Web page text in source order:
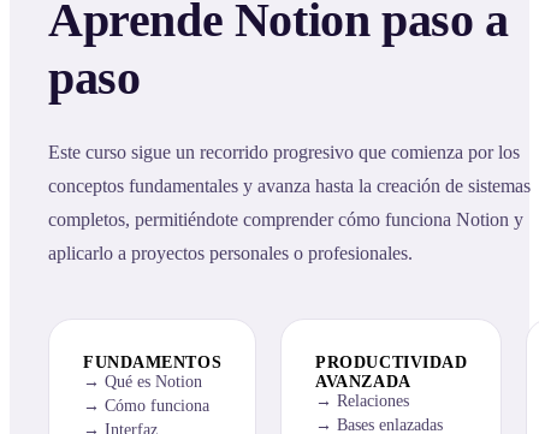
Aprende Notion paso a
paso
Este curso sigue un recorrido progresivo que comienza por los
conceptos fundamentales y avanza hasta la creación de sistemas
completos, permitiéndote comprender cómo funciona Notion y
aplicarlo a proyectos personales o profesionales.
FUNDAMENTOS
Qué es Notion
Cómo funciona
Interfaz
PRODUCTIVIDAD
AVANZADA
Relaciones
Bases enlazadas